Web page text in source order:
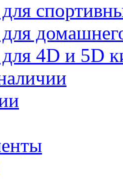
4D и 5D